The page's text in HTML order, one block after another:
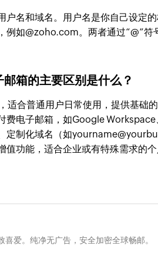
户名和域名。用户名是你自己设定
例如@zoho.com。两者通过“@”
箱的主要区别是什么？
适合普通用户日常使用，提供基础
费电子邮箱，如Google
定制化域名（如
功能，适合企业或有特殊需求的个
喜爱。纯净无广告，安全加密全球畅邮。